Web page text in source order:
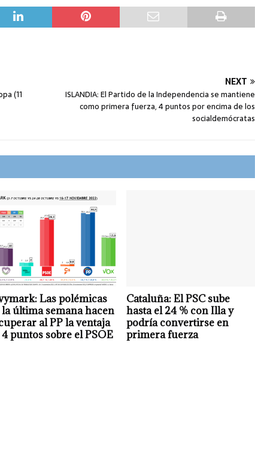
(11
NEXT
ISLANDIA: El Partido de la Independencia se mantiene
como primera fuerza, 4 puntos por encima de los
socialdemócratas
Las polémicas
la última semana hacen
al PP la ventaja
4 puntos sobre el PSOE
Cataluña: El PSC sube
hasta el 24 % con Illa y
podría convertirse en
primera fuerza